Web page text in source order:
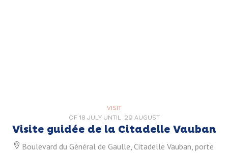
VISIT
OF 18 JULY UNTIL 29 AUGUST
Visite guidée de la Citadelle Vauban
Boulevard du Général de Gaulle, Citadelle Vauban, porte